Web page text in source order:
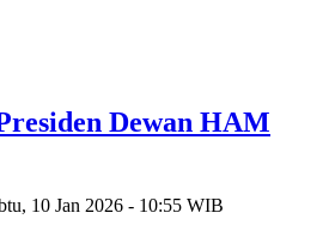
Dewan HAM
10 Jan 2026 - 10:55 WIB